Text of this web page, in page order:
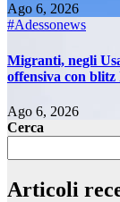
Ago 6, 2026
#Adessonews
Migranti, negli
offensiva con
Ago 6, 2026
Cerca
Articoli